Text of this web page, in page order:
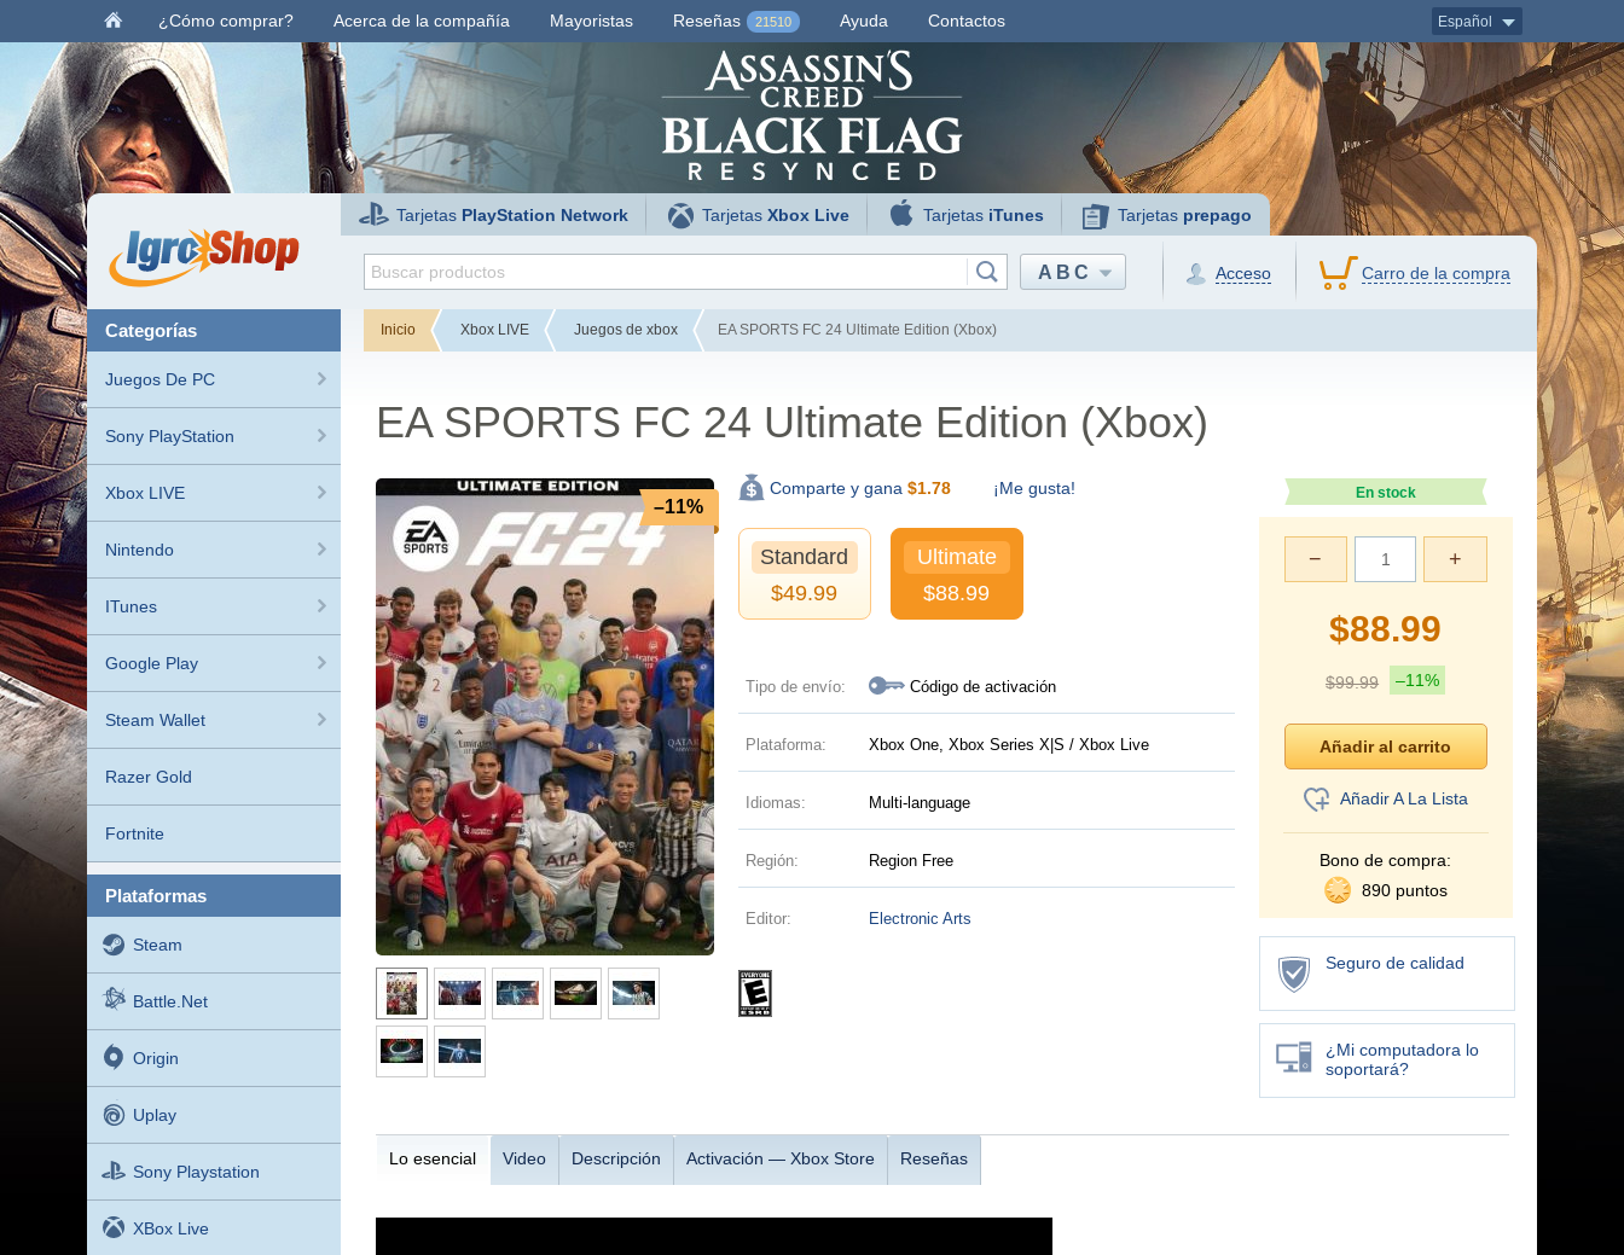
¿Cómo comprar? Acerca de la compañía Mayoristas Reseñas 21510 Ayuda Contactos Español
Tarjetas PlayStation Network TarjetasXbox Live Tarjetas iTunes Tarjetas prepago
ABC Acceso Carro de la compra
categorías
Juegos De PC
Sony PlayStation
Xbox LIVE
Nintendo
ITunes
Google Play
Steam Wallet
Razer Gold
Fortnite
plataformas
Steam
Battle.net
Origin
Uplay
Sony Playstation
XBox Live
Inicio Xbox LIVE Juegos de xbox EA SPORTS FC 24 Ultimate Edition (Xbox)
EA SPORTS FC 24 Ultimate Edition (Xbox)
–11%
¡Me gusta!
Comparte y gana $1.78
Standard
$49.99
Ultimate
$88.99
Tipo de envío: Código de activación
Plataforma: Xbox One, Xbox Series X|S / Xbox Live
Idiomas: Multi-language
Región: Region Free
Editor: Electronic Arts
En stock
+
−
$88.99
$99.99 –11%
Añadir A La Lista
Bono de compra:
890 puntos
Seguro de calidad
¿Mi computadora lo
soportará?
Lo esencial Video Descripción Activación — Хbox Store Reseñas